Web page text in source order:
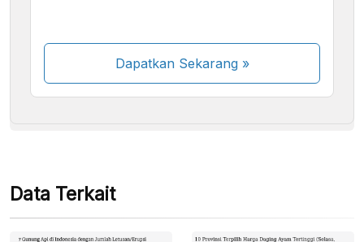
Dapatkan Sekarang»
Beberapa metode pembayaran masih dalam
Data Terkait